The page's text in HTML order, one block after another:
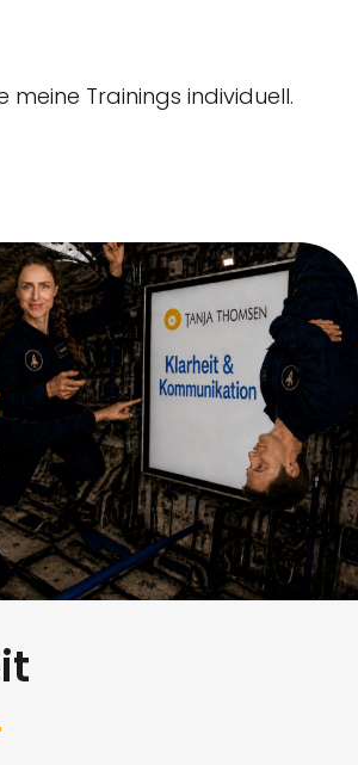
meine Trainings individuell.